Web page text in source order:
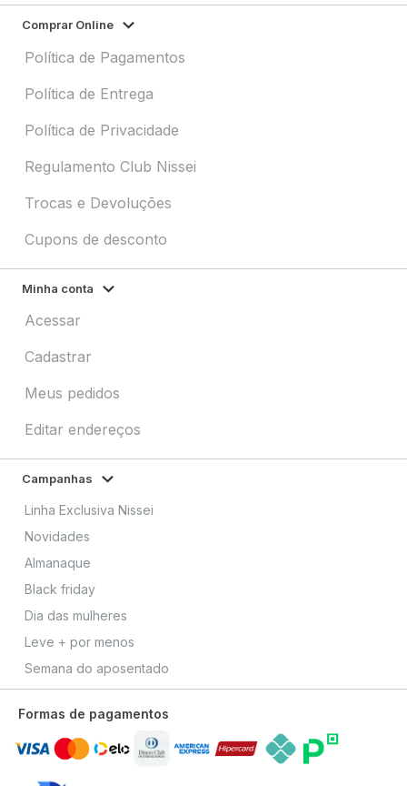
Comprar Online
Política de Pagamentos
Política de Entrega
Política de Privacidade
Regulamento Club Nissei
Trocas e Devoluções
Cupons de desconto
Minha conta
Acessar
Cadastrar
Meus pedidos
Editar endereços
Campanhas
Linha Exclusiva Nissei
Novidades
Almanaque
Black friday
Dia das mulheres
Leve + por menos
Semana do aposentado
Formas de pagamentos